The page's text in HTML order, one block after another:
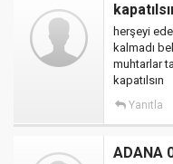
herşeyi
kalmadı
muhtarlar
kapatılsın
Yanıtla
ADANA